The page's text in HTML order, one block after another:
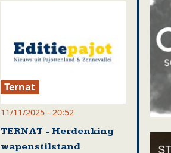
Ternat
11/11/2025 - 20:52
TERNAT - Herdenking
wapenstilstand